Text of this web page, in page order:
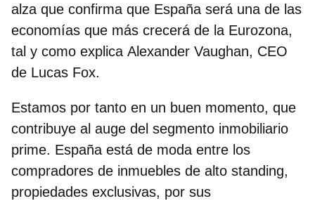
alza que confirma que España será una de las
economías que más crecerá de la Eurozona,
tal y como explica Alexander Vaughan, CEO
de Lucas Fox.
Estamos por tanto en un buen momento, que
contribuye al auge del segmento inmobiliario
prime. España está de moda entre los
compradores de inmuebles de alto standing,
propiedades exclusivas, por sus